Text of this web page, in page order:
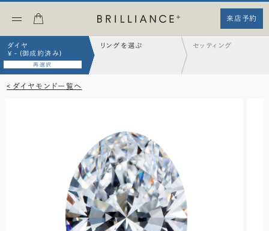
来店予約
ダイヤ
¥ - (御成約済み)
再選択
リングを選ぶ セッティング
< ダイヤモンド一覧へ